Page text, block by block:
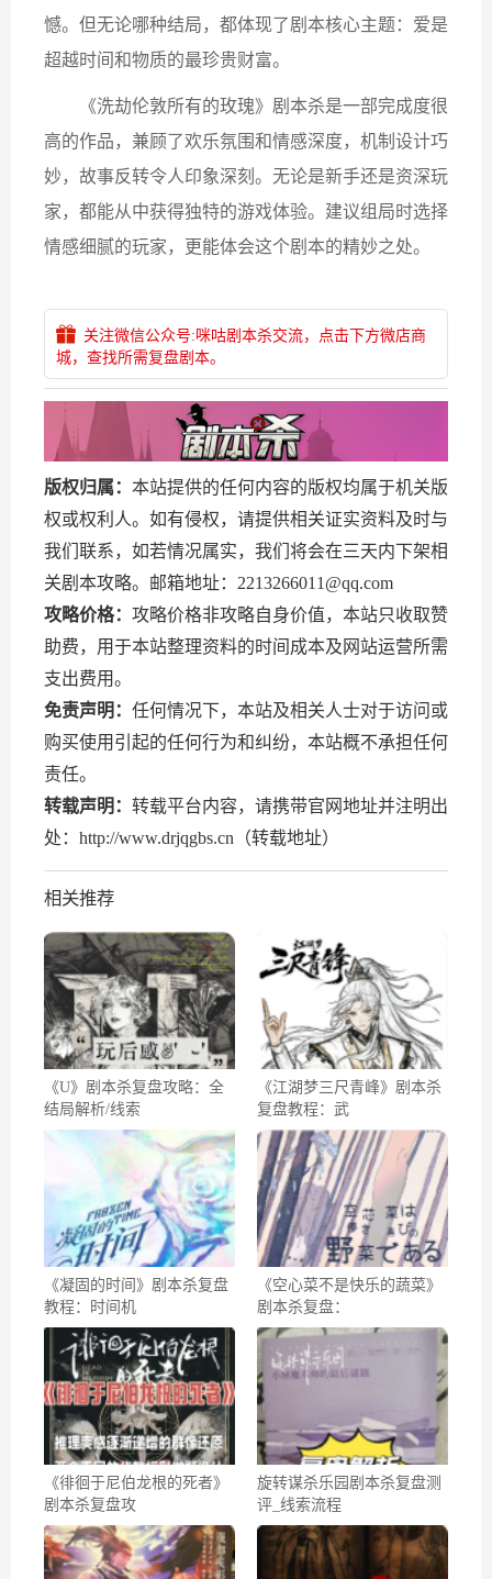
憾。但无论哪种结局，都体现了剧本核心主题：​​爱是
超越时间和物质的最珍贵财富​​。
《洗劫伦敦所有的玫瑰》剧本杀是一部完成度很
高的作品，兼顾了欢乐氛围和情感深度，机制设计巧
妙，故事反转令人印象深刻。无论是新手还是资深玩
家，都能从中获得独特的游戏体验。建议组局时选择
情感细腻的玩家，更能体会这个剧本的精妙之处。
关注微信公众号:咪咕剧本杀交流，点击下方微店商
城，查找所需复盘剧本。
版权归属： 本站提供的任何内容的版权均属于机关版
权或权利人。如有侵权，请提供相关证实资料及时与
我们联系，如若情况属实，我们将会在三天内下架相
关剧本攻略。邮箱地址：2213266011@qq.com
攻略价格： 攻略价格非攻略自身价值，本站只收取赞
助费，用于本站整理资料的时间成本及网站运营所需
支出费用。
免责声明： 任何情况下，本站及相关人士对于访问或
购买使用引起的任何行为和纠纷，本站概不承担任何
责任。
转载声明： 转载平台内容，请携带官网地址并注明出
处：http://www.drjqgbs.cn（转载地址）
相关推荐
《U》剧本杀复盘攻略：全
结局解析/线索
《江湖梦三尺青峰》剧本杀
复盘教程：武
《凝固的时间》剧本杀复盘
教程：时间机
《空心菜不是快乐的蔬菜》
剧本杀复盘：
《徘徊于尼伯龙根的死者》
剧本杀复盘攻
旋转谋杀乐园剧本杀复盘测
评_线索流程